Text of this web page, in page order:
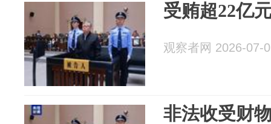
受贿超22亿
观察者网 2026-07-
非法收受财